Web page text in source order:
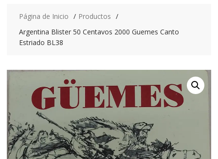
Página de Inicio
Productos
Argentina Blister 50 Centavos 2000 Guemes Canto
Estriado BL38